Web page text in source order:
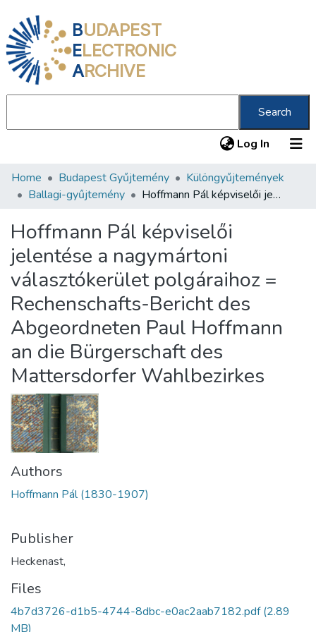
BUDAPEST
ELECTRONIC
ARCHIVE
Search
Log In (current)
Communities & Collections
Statistics
About us
Home Budapest Gyűjtemény
Különgyűjtemények
Ballagi-gyűjtemény
Hoffmann Pál képviselői jelentése a nagymártoni választókerület polgáraihoz = Rechenschafts-Bericht des Abgeordneten Paul Hoffmann an die Bürgerschaft des Mattersdorfer Wahlbezirkes
Hoffmann Pál képviselői
jelentése a nagymártoni
választókerület polgáraihoz =
Rechenschafts-Bericht des
Abgeordneten Paul Hoffmann
an die Bürgerschaft des
Mattersdorfer Wahlbezirkes
Authors
Hoffmann Pál (1830-1907)
Publisher
Heckenast,
Files
4b7d3726-d1b5-4744-8dbc-e0ac2aab7182.pdf(2.89
MB)